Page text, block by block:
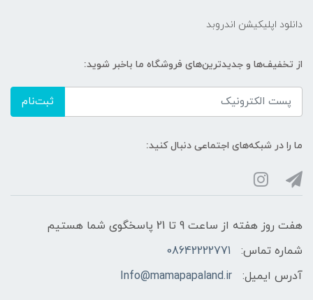
طراحی شده مطابق استانداردهای مراقبت نوزاد
کمک به خشک شدن سریع‌تر بند ناف
دانلود اپلیکیشن اندروبد
از تخفیف‌ها و جدیدترین‌های فروشگاه ما باخبر شوید:
ثبت‌نام
ما را در شبکه‌های اجتماعی دنبال کنید:
هفت روز هفته از ساعت 9 تا 21 پاسخگوی شما هستیم
شماره تماس:
08642222771
آدرس ایمیل:
Info@mamapapaland.ir